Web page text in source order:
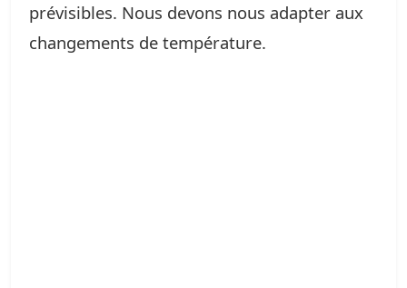
prévisibles. Nous devons nous adapter aux
changements de température.